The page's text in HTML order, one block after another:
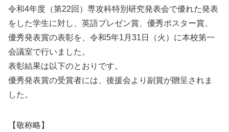
令和4年度（第22回）専攻科特別研究発表会で優れた発表
をした学生に対し、英語プレゼン賞、優秀ポスター賞、
優秀発表賞の表彰を、令和5年1月31日（火）に本校第一
会議室で行いました。
表彰結果は以下のとおりです。
優秀発表賞の受賞者には、後援会より副賞が贈呈されま
した。
【敬称略】